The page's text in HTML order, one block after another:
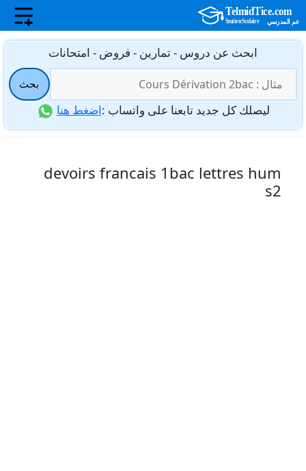
انتقل
المحتوى
ابحث عن دروس - تمارين - فروض - امتحانات
عن:
بحث
ليصلك كل جديد تابعنا على واتساب :اضغط هنا
devoirs francais 1bac lettres hum
s2